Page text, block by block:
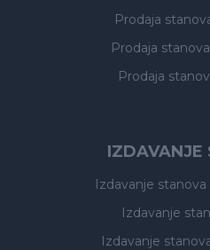
Prodaja
Prodaja stanova
Prodaja
IZDAVANJE
Izdavanje stanova
Izdavanje
Izdavanje